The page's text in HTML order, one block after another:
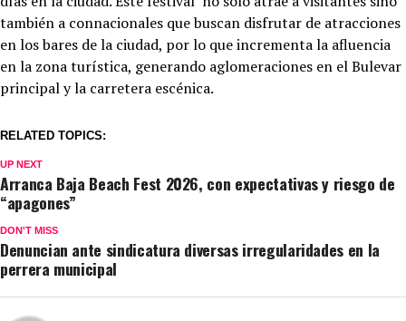
también a connacionales que buscan disfrutar de atracciones
en los bares de la ciudad, por lo que incrementa la afluencia
en la zona turística, generando aglomeraciones en el Bulevar
principal y la carretera escénica.
RELATED TOPICS:
UP NEXT
Arranca Baja Beach Fest 2026, con expectativas y riesgo de
“apagones”
DON'T MISS
Denuncian ante sindicatura diversas irregularidades en la
perrera municipal